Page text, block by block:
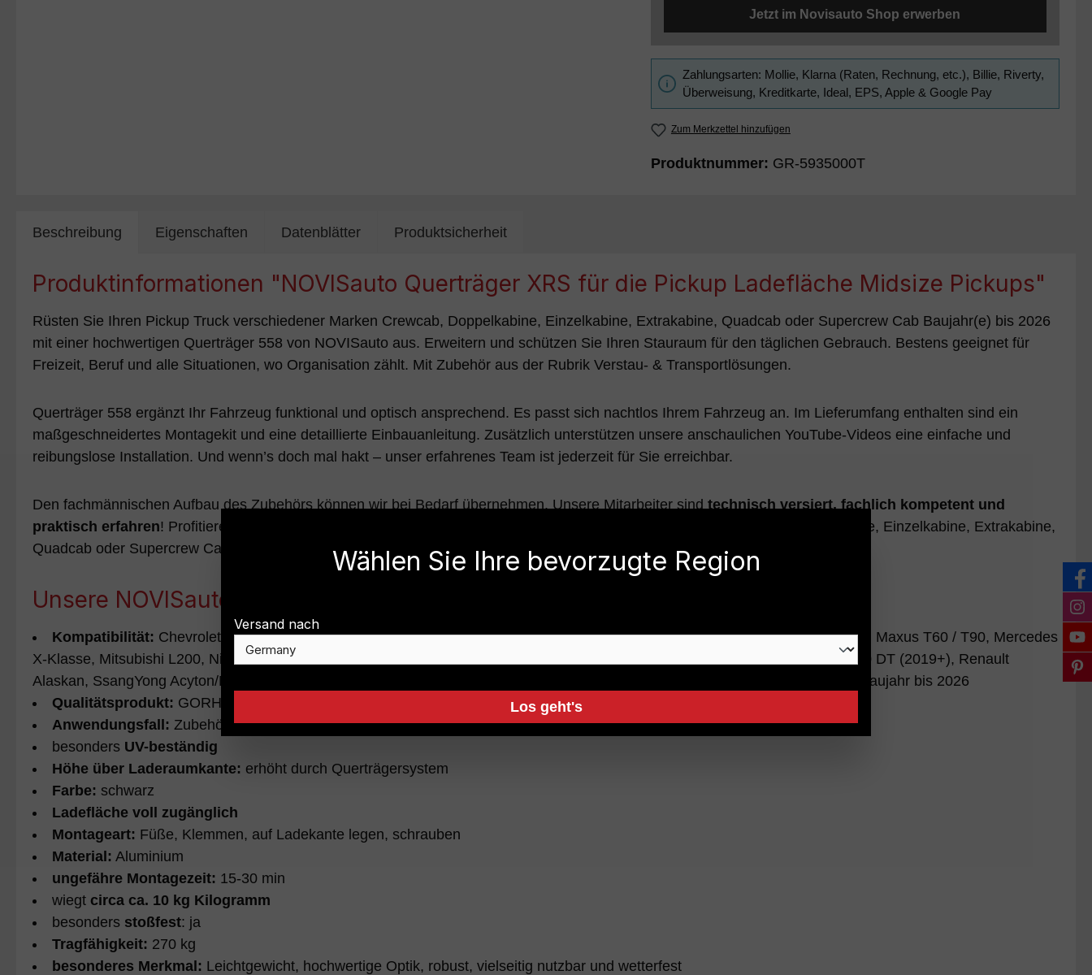
Jetzt im Novisauto Shop erwerben
Zahlungsarten: Mollie, Klarna (Raten, Rechnung, etc.), Billie, Riverty,
Überweisung, Kreditkarte, Ideal, EPS, Apple & Google Pay
Zum Merkzettel hinzufügen
Produktnummer: GR-5935000T
Beschreibung Eigenschaften Datenblätter Produktsicherheit
Produktinformationen "NOVISauto Querträger XRS für die Pickup Ladefläche Midsize Pickups"
Rüsten Sie Ihren Pickup Truck verschiedener Marken Crewcab, Doppelkabine, Einzelkabine, Extrakabine, Quadcab oder Supercrew Cab Baujahr(e) bis 2026
mit einer hochwertigen Querträger 558 von NOVISauto aus. Erweitern und schützen Sie Ihren Stauraum für den täglichen Gebrauch. Bestens geeignet für
Freizeit, Beruf und alle Situationen, wo Organisation zählt. Mit Zubehör aus der Rubrik Verstau- & Transportlösungen.
Querträger 558 ergänzt Ihr Fahrzeug funktional und optisch ansprechend. Es passt sich nachtlos Ihrem Fahrzeug an. Im Lieferumfang enthalten sind ein
maßgeschneidertes Montagekit und eine detaillierte Einbauanleitung. Zusätzlich unterstützen unsere anschaulichen YouTube-Videos eine einfache und
reibungslose Installation. Und wenn’s doch mal hakt – unser erfahrenes Team ist jederzeit für Sie erreichbar.
Den fachmännischen Aufbau des Zubehörs können wir bei Bedarf übernehmen. Unsere Mitarbeiter sind technisch versiert, fachlich kompetent und
praktisch erfahren! Profitieren Sie von unserem starken Zubehör Modell Querträger 558 für Ihren Pickup Crewcab, Doppelkabine, Einzelkabine, Extrakabine,
Quadcab oder Supercrew Cab bis Baujahr 2026.
Unsere NOVISauto Zubehör - Auf einen Blick:
Kompatibilität: Chevrolet Silverado, Fiat Fullback, Ford F150, Ford Ranger, GMC Sierra, Isuzu D-Max, JAC 8, Jeep Gladiator, Maxus T60 / T90, Mercedes
X-Klasse, Mitsubishi L200, Nissan Frontier USA, Nissan Navara, RAM1500 DS (09-18) / 2019+ Modell RAM CLASSIC, RAM1500 DT (2019+), Renault
Alaskan, SsangYong Acyton/Musso, Tata Xenon, Toyota Hilux, Toyota Tundra, VW Amarok Produkte für alle Ladeflächenlängen Baujahr bis 2026
Qualitätsprodukt: GORHINO BY REALTRUCK Zubehör
Anwendungsfall: Zubehör geeignet für Verstau- & Transportlösungen
besonders UV-beständig
Höhe über Laderaumkante: erhöht durch Querträgersystem
Farbe: schwarz
Ladefläche voll zugänglich
Montageart: Füße, Klemmen, auf Ladekante legen, schrauben
Material: Aluminium
ungefähre Montagezeit: 15-30 min
wiegt circa ca. 10 kg Kilogramm
besonders stoßfest: ja
Tragfähigkeit: 270 kg
besonderes Merkmal: Leichtgewicht, hochwertige Optik, robust, vielseitig nutzbar und wetterfest
Wählen Sie Ihre bevorzugte Region
Versand nach
Los geht's